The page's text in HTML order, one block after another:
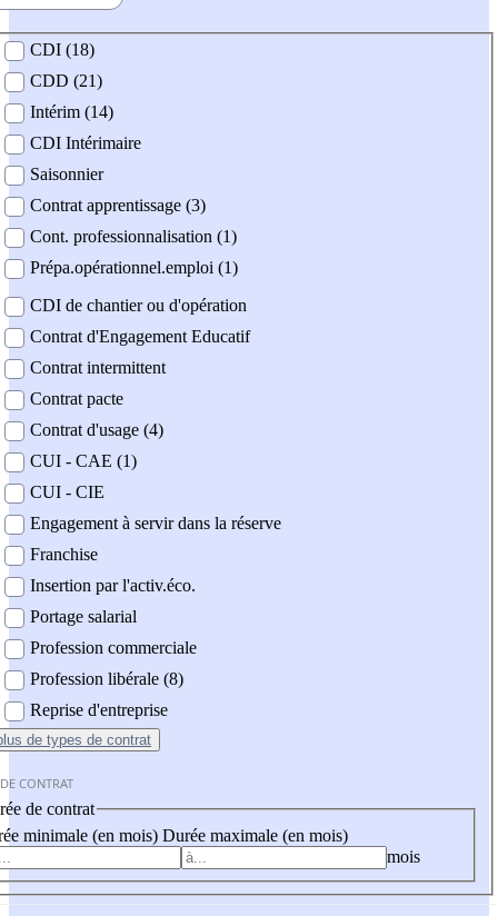
contrat
CDI (18)
CDD (21)
Intérim (14)
CDI Intérimaire
Saisonnier
Contrat apprentissage (3)
Cont. professionnalisation (1)
Prépa.opérationnel.emploi (1)
CDI de chantier ou d'opération
Contrat d'Engagement Educatif
Contrat intermittent
Contrat pacte
Contrat d'usage (4)
CUI - CAE (1)
CUI - CIE
Engagement à servir dans la réserve
Franchise
Insertion par l'activ.éco.
Portage salarial
Profession commerciale
Profession libérale (8)
Reprise d'entreprise
de types de contrat
CONTRAT
de contrat
minimale (en mois) Durée maximale (en mois)
mois